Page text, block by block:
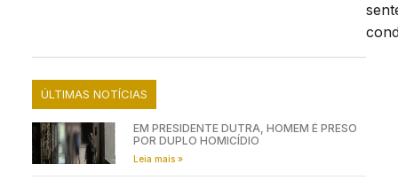
ÚLTIMAS NOTÍCIAS
EM PRESIDENTE DUTRA, HOMEM É PRESO
POR DUPLO HOMICÍDIO
Leia mais »